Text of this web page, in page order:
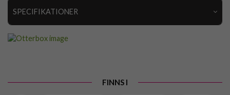
SPECIFIKATIONER
FINNS I